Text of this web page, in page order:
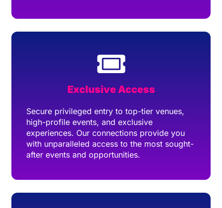
Exclusive Access
Secure privileged entry to top-tier venues,
high-profile events, and exclusive
experiences. Our connections provide you
with unparalleled access to the most sought-
after events and opportunities.